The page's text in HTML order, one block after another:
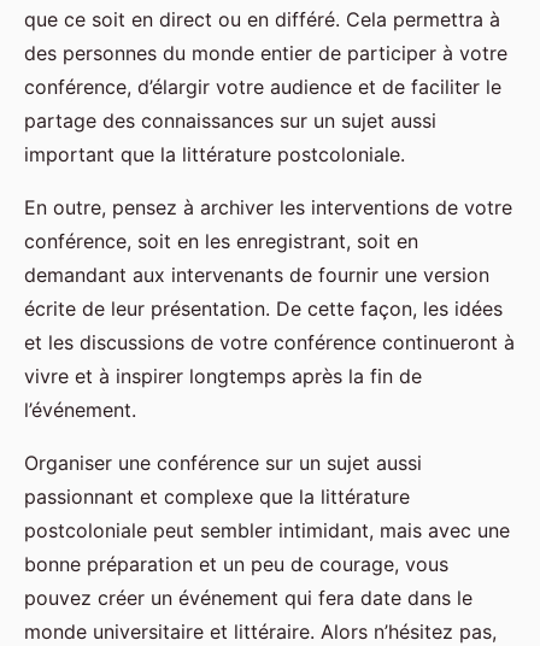
que ce soit en direct ou en différé. Cela permettra à
des personnes du monde entier de participer à votre
conférence, d’élargir votre audience et de faciliter le
partage des connaissances sur un sujet aussi
important que la littérature postcoloniale.
En outre, pensez à archiver les interventions de votre
conférence, soit en les enregistrant, soit en
demandant aux intervenants de fournir une version
écrite de leur présentation. De cette façon, les idées
et les discussions de votre conférence continueront à
vivre et à inspirer longtemps après la fin de
l’événement.
Organiser une conférence sur un sujet aussi
passionnant et complexe que la littérature
postcoloniale peut sembler intimidant, mais avec une
bonne préparation et un peu de courage, vous
pouvez créer un événement qui fera date dans le
monde universitaire et littéraire. Alors n’hésitez pas,